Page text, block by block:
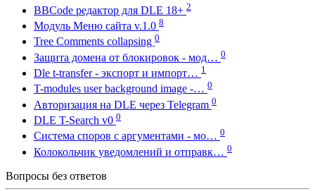
BBCode редактор для DLE 18+ 2
Модуль Меню сайта v.1.0 8
Tree Comments collapsing 0
Защита домена от блокировок - мод… 0
Dle t-transfer - экспорт и импорт… 1
T-modules user background image -… 0
Авторизация на DLE через Telegram 0
DLE T-Search v0 0
Система споров с аргументами - мо… 0
Колокольчик уведомлений и отправк… 0
Вопросы без ответов